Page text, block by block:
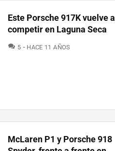
Este Porsche 917K vuelve a
competir en Laguna Seca
5 COMENTARIOS
HACE 11 AÑOS
McLaren P1 y Porsche 918